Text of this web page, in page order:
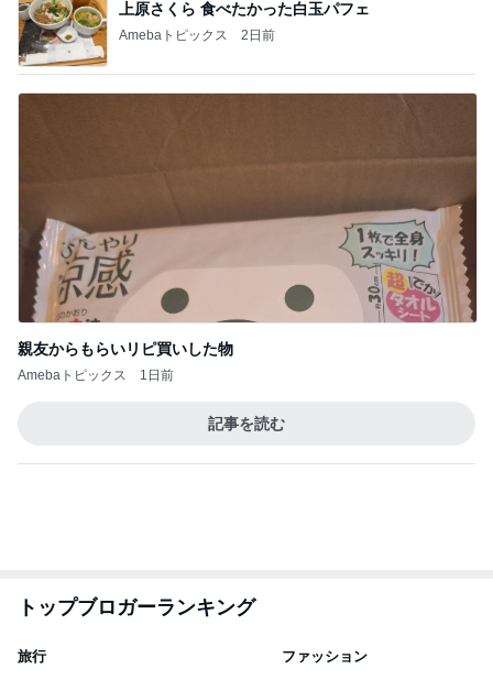
親友からもらいリピ買いした物
Amebaトピックス 1日前
記事を読む
ィズニー日記
3 3
銀の滴降る降るま